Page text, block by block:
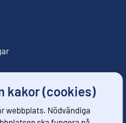
kakor (cookies)
webbplats. Nödvändiga